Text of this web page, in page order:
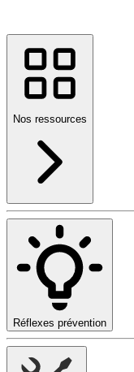
Nos ressources
Réflexes prévention